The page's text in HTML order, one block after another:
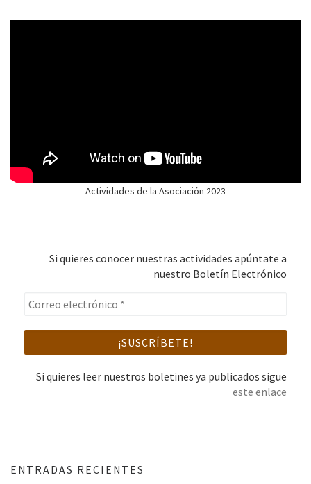
Actividades de la Asociación 2023
Si quieres conocer nuestras actividades apúntate a
nuestro Boletín Electrónico
Si quieres leer nuestros boletines ya publicados sigue
este enlace
ENTRADAS RECIENTES